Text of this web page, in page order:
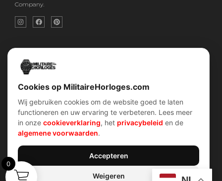
Company.
Snel menu
Home
Over ons
Contact
Shop
Categorieën
klantenservice
Verzend & retour
Garantiebeleid
Privacybeleid
Verhalen
Duikers horloges
Contact Info
Cookies op MilitaireHorloges.com
Wij gebruiken cookies om de website goed te laten
functioneren en uw ervaring te verbeteren. Lees meer
in onze cookieverklaring, het privacybeleid en de
algemene voorwaarden.
Accepteren
Weigeren
0